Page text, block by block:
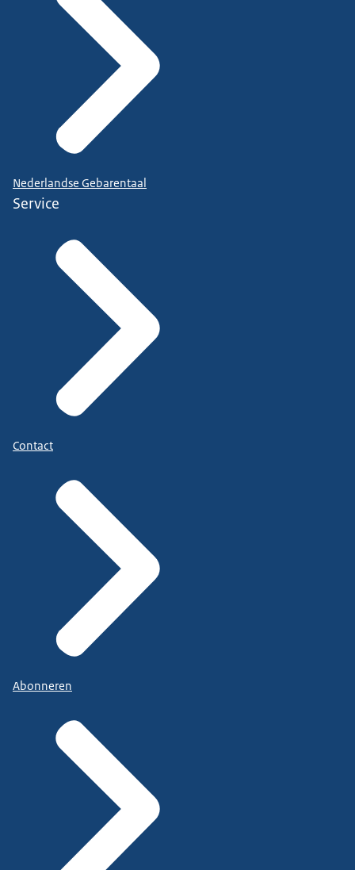
Nederlandse Gebarentaal
Service
Contact
Abonneren